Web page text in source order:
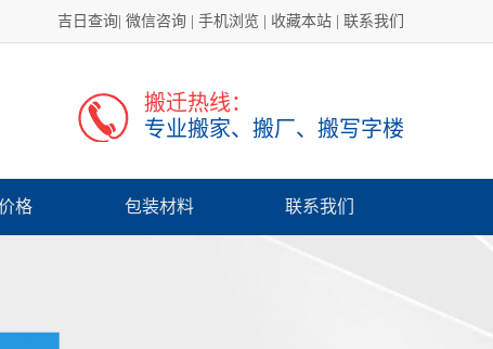
吉日查询 微信咨询 手机浏览 收藏本站 联系我们
搬迁热线：
专业搬家、搬厂、搬写字楼
格 包装材料 联系我们